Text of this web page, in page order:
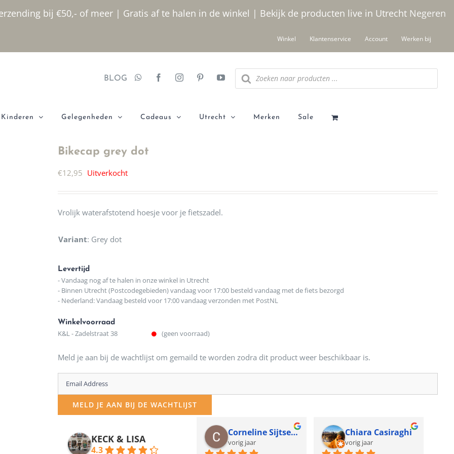
bij €50,- of meer | Gratis af te halen in de winkel | Bekijk de producten live in Utrecht Negeren
Winkel Klantenservice Account Werken bij
BLOG
Producten
zoeken
Kinderen Gelegenheden Cadeaus Utrecht Merken Sale
Bikecap grey dot
€12,95 Uitverkocht
Vrolijk waterafstotend hoesje voor je fietszadel.
Variant: Grey dot
Levertijd
- Vandaag nog af te halen in onze winkel in Utrecht
- Binnen Utrecht (Postcodegebieden) vandaag voor 17:00 besteld vandaag met de fiets bezorgd
- Nederland: Vandaag besteld voor 17:00 vandaag verzonden met PostNL
Winkelvoorraad
K&L - Zadelstraat 38 (geen voorraad)
Meld je aan bij de wachtlijst om gemaild te worden zodra dit product weer beschikbaar is.
Enter
your
email
MELD JE AAN BIJ DE WACHTLIJST
KECK & LISA
4.3
12 maanden geleden
Corneline Sijtsema
vorig jaar
Chiara Casiraghi
vorig jaar